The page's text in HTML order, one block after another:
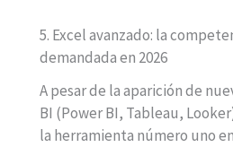
5. Excel avanzado: la
demandada en 2026
A pesar de la aparición de
BI (Power BI, Tableau,
la herramienta número uno